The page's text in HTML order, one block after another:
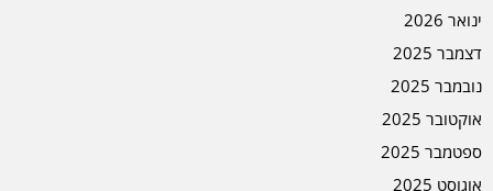
ינואר 2026
דצמבר 2025
נובמבר 2025
אוקטובר 2025
ספטמבר 2025
אוגוסט 2025